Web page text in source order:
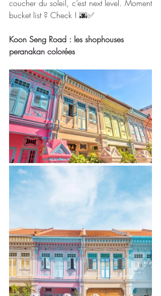
coucher du soleil, c’est next level. Moment
bucket list ? Check ! 🌆✅
Koon Seng Road : les shophouses
peranakan colorées